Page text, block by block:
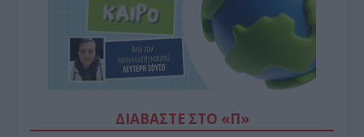
ΔΙΑΒΆΣΤΕ ΣΤΟ «Π»